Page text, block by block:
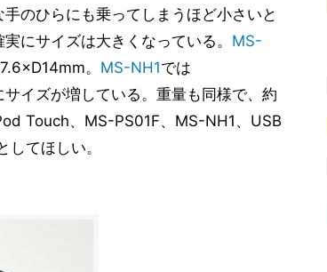
のひらにも乗ってしまうほど小さいと
にサイズは大きくなっている。 MS-
。 MS-NH1では
イズが増している。重量も同様で、約
Touch、MS-PS01F、MS-NH1、USB
てほしい。